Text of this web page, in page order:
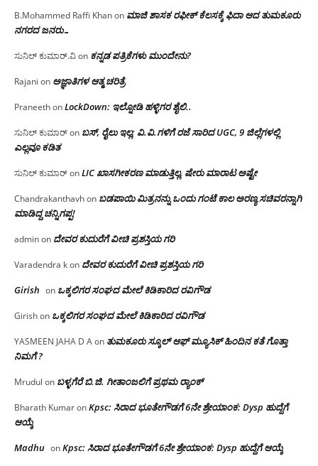
B.Mohammed Raffi Khanon ಮಾಜಿ ಶಾಸಕ ರಫೀಕ್ ಕೆಲಸಕ್ಕೆ ಫಿದಾ ಆದ ತುಮಕೂರು
ನಗರದ ಜನರು…
ಸುನಿಲ್ ಕುಮಾರ್.ವಿon ಕನ್ನಡ ಪತ್ರಿಕೆಗಳು ಮುಂದೇನು?
Rajani on ಅಜ್ಞಾತಿಗಳ ಆತ್ಮ ಚರಿತ್ರೆ
PraneethonLockDown: ಇಲ್ನೋಡಿ ಹಳ್ಳಿಗರ ಶೈಲಿ..
ಸುನಿಲ್ ಕುಮಾರ್on ಬಸ್, ರೈಲು ಇಲ್ಲ; ವಿ.ವಿ.ಗಳಿಗೆ ರಜೆ ಸಾರಿದ UGC, 9 ಜಿಲ್ಲೆಗಳಲ್ಲಿ
ಎಲ್ಲವೂ ಕಡಿತ
ಸುನಿಲ್ ಕುಮಾರ್onLIC ಖಾಸಗೀಕರಣ ಮಾಡುತ್ತಿಲ್ಲ, ಷೇರು ಮಾರಾಟ ಅಷ್ಟೇ
Chandrakanthavhon ಬಡಪಾಯಿ ಮಿತ್ರನನ್ನು ಒಂದು ಗಂಟೆ ಕಾಲ ಅರಣ್ಯ ಸಚಿವರನ್ನಾಗಿ
ಮಾಡಿದ್ದ ಚನ್ನಿಗಪ್ಪ!
adminon ದೇವರ ಕುದುರೆಗೆ ವೀಚಿ ಪ್ರಶಸ್ತಿಯ ಗರಿ
Varadendra kon ದೇವರ ಕುದುರೆಗೆ ವೀಚಿ ಪ್ರಶಸ್ತಿಯ ಗರಿ
Girish on ಒಕ್ಕಲಿಗರ ಸಂಘದ ಮೇಲೆ ಕಿಡಿಕಾರಿದ ರವಿಗೌಡ
Girishon ಒಕ್ಕಲಿಗರ ಸಂಘದ ಮೇಲೆ ಕಿಡಿಕಾರಿದ ರವಿಗೌಡ
YASMEEN JAHA D Aon ತುಮಕೂರು ಸ್ಕೂಲ್ ಆಫ್ ಮ್ಯೂಸಿಕ್ ಹಿಂದಿನ ಕತೆ ಗೊತ್ತಾ
ನಿಮಗೆ ?
Mrudul on ಬಳ್ಳಗೆರೆ ಬಿ.ಜಿ. ಗೀತಾಂಜಲಿಗೆ ಪ್ರಥಮ ರ‌್ಯಾಂಕ್
Bharath KumaronKpsc: ಸಿರಾದ ಭೂತೇಗೌಡಗೆ 6ನೇ ಶ್ರೇಯಾಂಕ: Dysp ಹುದ್ದೆಗೆ
ಆಯ್ಕೆ
Madhu onKpsc: ಸಿರಾದ ಭೂತೇಗೌಡಗೆ 6ನೇ ಶ್ರೇಯಾಂಕ: Dysp ಹುದ್ದೆಗೆ ಆಯ್ಕೆ